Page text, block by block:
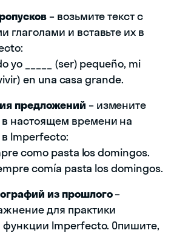
– возьмите текст с
глаголами и вставьте их в
yo _____ (ser) pequeño, mi
en una casa grande.
предложений – измените
настоящем времени на
Imperfecto:
como pasta los domingos.
comía pasta los domingos.
из прошлого–
для практики
функции Imperfecto. Опишите,